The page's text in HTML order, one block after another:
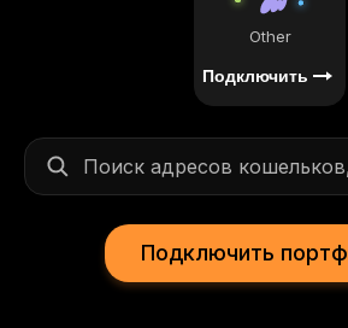
Other
Подключить
Подключить